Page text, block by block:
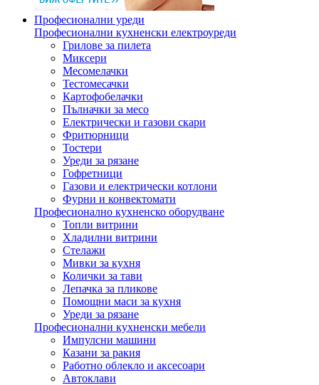
Професионални уреди
Професионални кухненски електроуреди
Грилове за пилета
Миксери
Месомелачки
Тестомесачки
Картофобелачки
Пълначки за месо
Електрически и газови скари
Фритюрници
Тостери
Уреди за рязане
Гофретници
Газови и електрически котлони
Фурни и конвектомати
Професионално кухненско оборудване
Топли витрини
Хладилни витрини
Стелажи
Мивки за кухня
Колички за тави
Лепачка за пликове
Помощни маси за кухня
Уреди за рязане
Професионални кухненски мебели
Импулсни машини
Казани за ракия
Работно облекло и аксесоари
Автоклави